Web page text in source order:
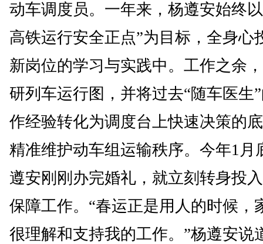
动车调度员。一年来，杨遵安始终
高铁运行安全正点”为目标，全身心
新岗位的学习与实践中。工作之余
研列车运行图，并将过去“随车医生
作经验转化为调度台上快速决策的
精准维护动车组运输秩序。今年1月
遵安刚刚办完婚礼，就立刻转身投
保障工作。“春运正是用人的时候，
很理解和支持我的工作。”杨遵安说